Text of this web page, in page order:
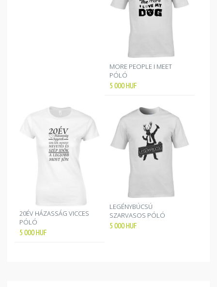
MORE PEOPLE I MEET
PÓLÓ
5 000HUF
20ÉV HÁZASSÁG VICCES
PÓLÓ
5 000HUF
LEGÉNYBÚCSÚ
SZARVASOS PÓLÓ
5 000HUF